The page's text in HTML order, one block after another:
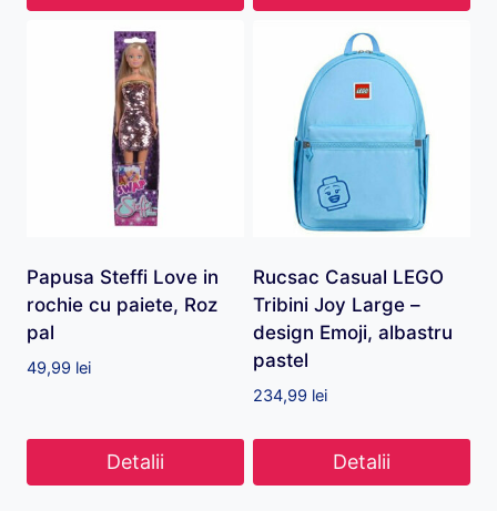
Papusa Steffi Love in
rochie cu paiete, Roz
pal
49,99 lei
Detalii
Rucsac Casual LEGO
Tribini Joy Large –
design Emoji, albastru
pastel
234,99 lei
Detalii